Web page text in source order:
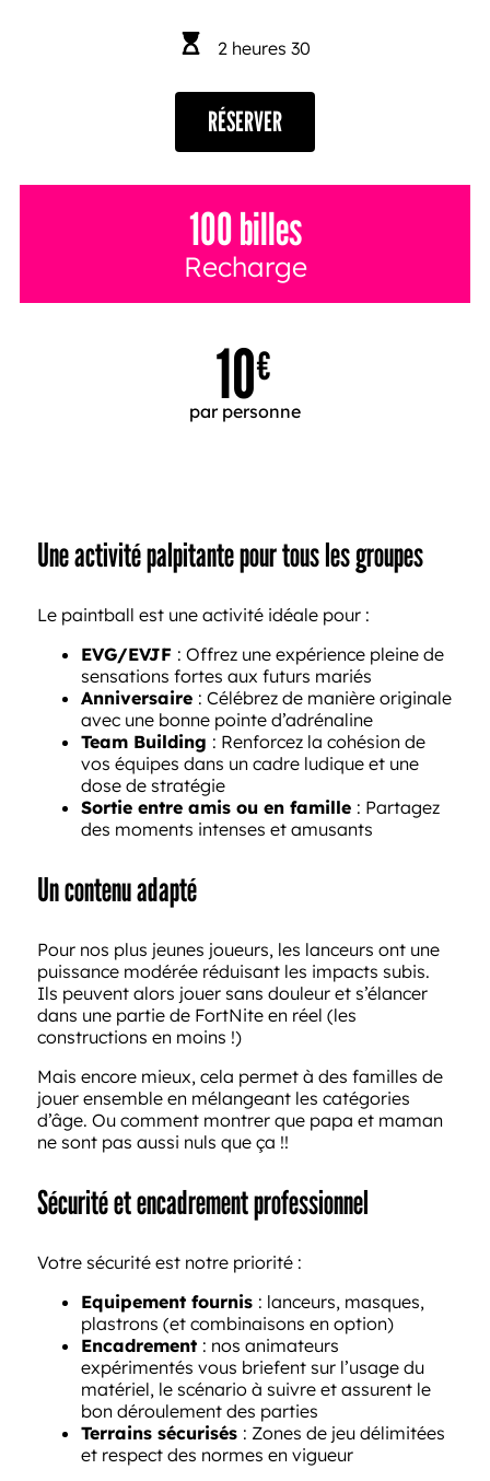
2 heures 30
RÉSERVER
100 billes
Recharge
10€
par personne
Une activité palpitante pour tous les groupes
Le paintball est une activité idéale pour :
EVG/EVJF : Offrez une expérience pleine de
sensations fortes aux futurs mariés
Anniversaire : Célébrez de manière originale
avec une bonne pointe d’adrénaline
Team Building : Renforcez la cohésion de
vos équipes dans un cadre ludique et une
dose de stratégie
Sortie entre amis ou en famille : Partagez
des moments intenses et amusants
Un contenu adapté
Pour nos plus jeunes joueurs, les lanceurs ont une
puissance modérée réduisant les impacts subis.
Ils peuvent alors jouer sans douleur et s’élancer
dans une partie de FortNite en réel (les
constructions en moins !)
Mais encore mieux, cela permet à des familles de
jouer ensemble en mélangeant les catégories
d’âge. Ou comment montrer que papa et maman
ne sont pas aussi nuls que ça !!
Sécurité et encadrement professionnel
Votre sécurité est notre priorité :
Equipement fournis : lanceurs, masques,
plastrons (et combinaisons en option)
Encadrement : nos animateurs
expérimentés vous briefent sur l’usage du
matériel, le scénario à suivre et assurent le
bon déroulement des parties
Terrains sécurisés : Zones de jeu délimitées
et respect des normes en vigueur